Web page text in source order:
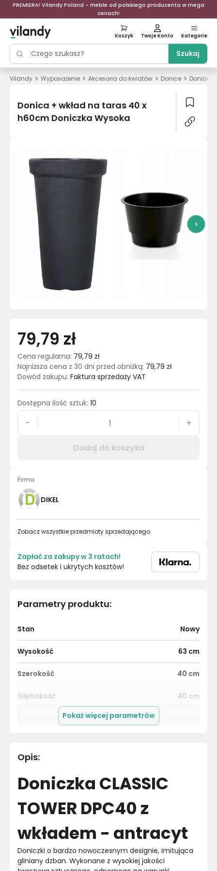
PREMIERA! Vilandy Poland - meble od polskiego producenta w mega
cenach!
Szukaj
Koszyk Twoje Konto Kategorie
Vilandy > Wyposażenie > Akcesoria do kwiatów > Donice > Donica
Donica + wkład na taras 40 x
h60cm Doniczka Wysoka
>
Parametry produktu:
Stan Nowy
Wysokość 63 cm
Szerokość 40 cm
Głębokość 40 cm
Materiał
Kolor Biele kremy
Marka
Montaż Złożony
Pokaż więcej parametrów
Opis:
Doniczka CLASSIC
TOWER DPC40 z
wkładem - antracyt
Doniczki o bardzo nowoczesnym designie, imitująca
gliniany dzban. Wykonane z wysokiej jakości
79,79 zł
Cena regularna: 79,79 zł
Najniższa cena z 30 dni przed obniżką: 79,79 zł
Dowód zakupu: Faktura sprzedaży VAT
Dostępna ilość sztuk: 10
- +
Dodaj do koszyka
Firma
DIKEL
Zobacz wszystkie przedmioty sprzedającego.
Zapłać za zakupy w 3 ratach!
Bez odsetek i ukrytych kosztów!